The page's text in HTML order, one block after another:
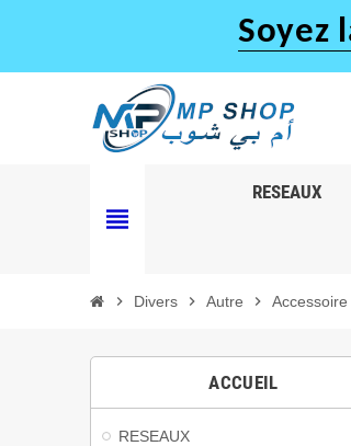
Soyez
view_headline
RESEAUX
chevron_right Divers chevron_right Autre chevron_right
ACCUEIL
RESEAUX